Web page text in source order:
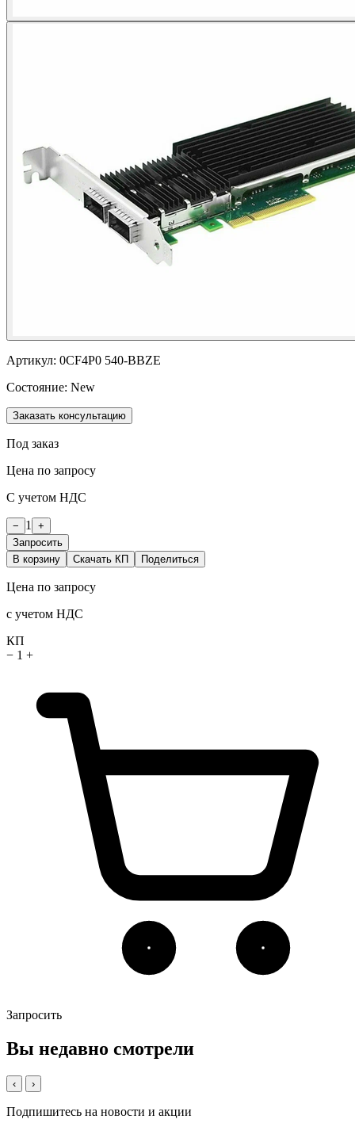
Артикул: 0CF4P0 540-BBZE
Состояние: New
Заказать консультацию
Под заказ
Цена по запросу
С учетом НДС
− 1
+
Запросить
В корзину
Скачать КП Поделиться
Цена по запросу
с учетом НДС
КП
− 1 +
Запросить
Вы недавно смотрели
‹ ›
Подпишитесь на новости и акции